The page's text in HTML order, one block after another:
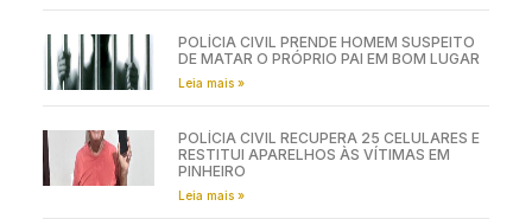
POLÍCIA CIVIL PRENDE HOMEM SUSPEITO
DE MATAR O PRÓPRIO PAI EM BOM LUGAR
Leia mais »
POLÍCIA CIVIL RECUPERA 25 CELULARES E
RESTITUI APARELHOS ÀS VÍTIMAS EM
PINHEIRO
Leia mais »